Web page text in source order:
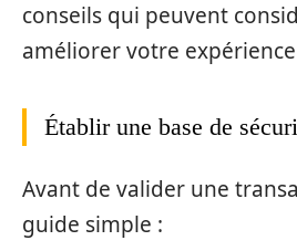
conseils qui peuvent
améliorer votre
Établir une base de
Avant de valider une
guide simple :